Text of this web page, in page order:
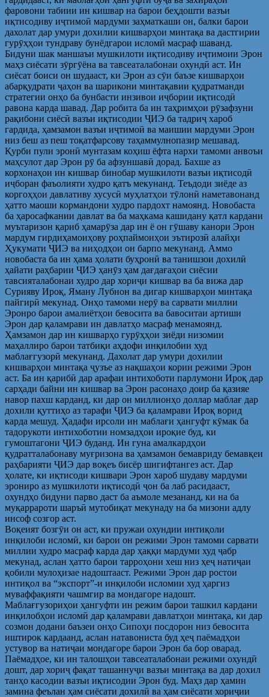
фаровони табиии ин кишвар на барои беҳдошти вазъи
иқтисодиву иҷтимоӣ мардуми заҳматкаши он, балки барои
дахолат дар умури дохилии кишварҳои минтақа ва дастгирии
гурӯҳҳои тундраву бунёдгарои исломӣ масраф шаванд.
Бидуни шак маншаъи мушкилоти иқтисодиву иҷтимоии Эрон
маҳз сиёсати зӯргӯёна ва тавсеаталабонаи охундӣ аст. Ин
сиёсат боиси он шудааст, ки Эрон аз сӯи баъзе кишварҳои
абарқудрати ҷаҳон ва шарикони минтақавии қудратманди
стратегии онҳо ба бунбасти инзивои иҷбории иқтисодӣ
равона карда шавад. Дар робита ба ин таҳримҳои рӯзафзуни
рақибони сиёсӣ вазъи иқтисодии ҶИЭ ба тадриҷ хароб
гардида, ҳамзамон вазъи иҷтимоӣ ва маишии мардуми Эрон
низ беш аз пеш тоқатфарсову таҳаммулнопазир мешавад.
Қурби пули эронӣ мунтазам коҳиш ёфта нархи тамоми анвоъи
маҳсулот дар Эрон рӯ ба афзуншавӣ дорад. Бахше аз
корхонаҳои ин кишвар бинобар мушкилоти вазъи иқтисодӣ
иҷборан фаъолияти худро қатъ мекунанд. Теъдоди зиёде аз
коргоҳҳои давлативу хусусӣ муҳлатҳои тӯлонӣ наметавонанд
ҳатто маоши кормандони худро пардохт намоянд. Новобаста
ба ҳаросафкании давлат ва ба маҳкама кашидану қатл кардани
муътаризон қариб ҳамарӯза дар ин ё он гӯшаву канори Эрон
мардум гирдиҳамоиҳову роҳпаймоиҳои эътирозӣ алайҳи
Ҳукумати ҶИЭ ва ниҳодҳои он барпо мекунанд. Аммо
новобаста ба ин ҳама ҳолати буҳронӣ ва танишзои дохилӣ
ҳайати раҳбарии ҶИЭ ҳанӯз ҳам дағдағаҳои сиёсии
тавсияталабонаи худро дар хориҷи кишвар ва ба вижа дар
Сурияву Ироқ, Яману Лубнон ва дигар кишварҳои минтақа
пайгирӣ мекунад. Онҳо тамоми нерӯ ва сарвати миллии
Эронро барои амалиётҳои бевосита ва бавоситаи артиши
Эрон дар қаламрави ин давлатҳо масраф менамоянд.
Ҳамзамон дар ин кишварҳо гурӯҳҳои зиёди низомии
маҳаллиро барои татбиқи аҳдофи инқилобии худ
маблағгузорӣ мекунанд. Дахолат дар умури дохилии
кишварҳои минтақа ҷузъе аз нақшаҳои кории режими Эрон
аст. Ба ин қарибӣ дар арафаи интихоботи парлумони Ироқ дар
сарҳади байни ин кишвар ва Эрон расонаҳо доир ба қазияе
навор пахш карданд, ки дар он миллионҳо доллар маблағ дар
дохили қуттиҳо аз тарафи ҶИЭ ба қаламрави Ироқ ворид
карда мешуд. Ҳадафи ирсоли ин маблағи ҳангуфт кӯмак ба
тадорукоти интихоботии номзадҳои ироқие буд, ки
гумоштагони ҶИЭ буданд. Ин гуна амалкардҳои
қудратталабонаву муғризона ва ҳамзамон бемавриду бемавқеи
раҳбарияти ҶИЭ дар воқеъ бисёр шигифтангез аст. Дар
ҳолате, ки иқтисоди кишвари Эрон хароб шудаву мардуми
эрониро аз мушкилоти иқтисодӣ ҷон ба лаб расидааст,
охундҳо бидуни парво даст ба аъмоле мезананд, ки на ба
муқаррароти шаръӣ мутобиқат мекунаду на ба мизони адлу
инсоф созгор аст.
Воқеият бозгӯи он аст, ки пружаи охундии интиқоли
инқилоби исломӣ, ки барои он режими Эрон тамоми сарвати
миллии худро масраф карда дар ҳаққи мардуми худ ҷабр
мекунад, аслан ҳатто барои тарроҳони хеш низ ҳеҷ натиҷаи
қобили мулоҳизае надоштааст. Режими Эрон дар ростои
интиқол ва “экспорт”-и инқилоби исломии худ ҳаргиз
муваффақияти чашмгир ва мондагоре надошт.
Маблағгузориҳои ҳангуфти ин режим барои ташкил кардани
инқилобҳои исломӣ дар қаламрави давлатҳои минтақа, ки дар
созмон додани баъзеи онҳо Сипоҳи посдорон низ бевосита
иштирок кардаанд, аслан натавониста буд ҳеҷ паёмадҳои
устувор ва натиҷаи мондагоре барои Эрон ба бор оварад.
Паёмадҳое, ки ин талошҳои тавсеаталабонаи режими охундӣ
дошт, дар хориҷ фақат ташаннуҷи вазъи минтақа ва дар дохил
танҳо касодии вазъи иқтисодии Эрон буд. Маҳз дар ҳамин
замина феълан ҳам сиёсати дохилӣ ва ҳам сиёсати хориҷии